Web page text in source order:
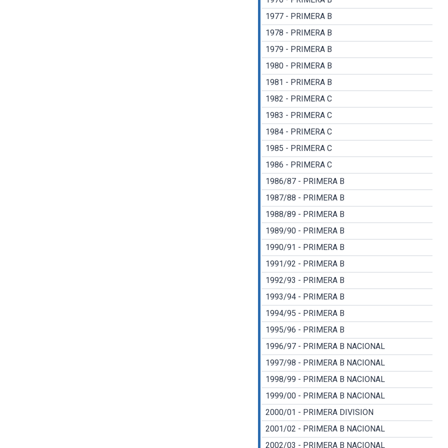
1977 - PRIMERA B
1978 - PRIMERA B
1979 - PRIMERA B
1980 - PRIMERA B
1981 - PRIMERA B
1982 - PRIMERA C
1983 - PRIMERA C
1984 - PRIMERA C
1985 - PRIMERA C
1986 - PRIMERA C
1986/87 - PRIMERA B
1987/88 - PRIMERA B
1988/89 - PRIMERA B
1989/90 - PRIMERA B
1990/91 - PRIMERA B
1991/92 - PRIMERA B
1992/93 - PRIMERA B
1993/94 - PRIMERA B
1994/95 - PRIMERA B
1995/96 - PRIMERA B
1996/97 - PRIMERA B NACIONAL
1997/98 - PRIMERA B NACIONAL
1998/99 - PRIMERA B NACIONAL
1999/00 - PRIMERA B NACIONAL
2000/01 - PRIMERA DIVISION
2001/02 - PRIMERA B NACIONAL
2002/03 - PRIMERA B NACIONAL